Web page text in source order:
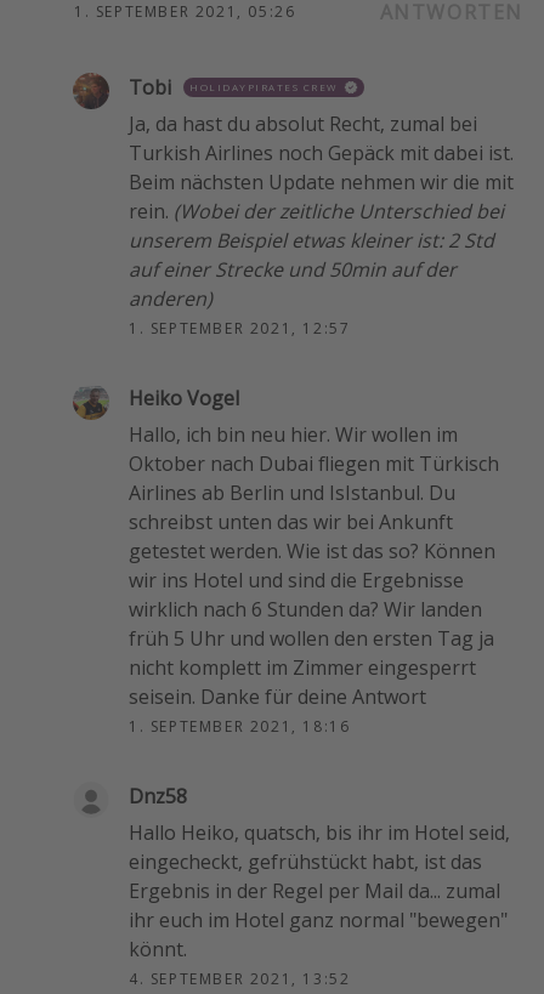
1. SEPTEMBER 2021, 05:26
Tobi HOLIDAYPIRATES CREW
Ja, da hast du absolut Recht, zumal bei
Turkish Airlines noch Gepäck mit dabei ist.
Beim nächsten Update nehmen wir die mit
rein. (Wobei der zeitliche Unterschied bei
unserem Beispiel etwas kleiner ist: 2 Std
auf einer Strecke und 50min auf der
anderen)
1. SEPTEMBER 2021, 12:57
Heiko Vogel
Hallo, ich bin neu hier. Wir wollen im
Oktober nach Dubai fliegen mit Türkisch
Airlines ab Berlin und IsIstanbul. Du
schreibst unten das wir bei Ankunft
getestet werden. Wie ist das so? Können
wir ins Hotel und sind die Ergebnisse
wirklich nach 6 Stunden da? Wir landen
früh 5 Uhr und wollen den ersten Tag ja
nicht komplett im Zimmer eingesperrt
seisein. Danke für deine Antwort
1. SEPTEMBER 2021, 18:16
Dnz58
Hallo Heiko, quatsch, bis ihr im Hotel seid,
eingecheckt, gefrühstückt habt, ist das
Ergebnis in der Regel per Mail da... zumal
ihr euch im Hotel ganz normal "bewegen"
könnt.
4. SEPTEMBER 2021, 13:52